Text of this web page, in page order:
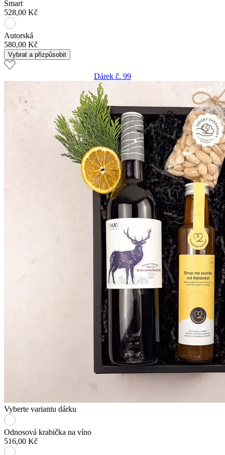
Smart
528,00 Kč
Autorská
580,00 Kč
Vybrat a přizpůsobit
Dárek č. 99
Vyberte variantu dárku
Odnosová krabička na víno
516,00 Kč